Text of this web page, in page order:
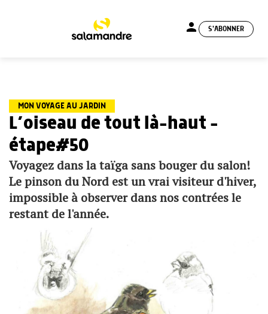
person S'ABONNER
MON VOYAGE AU JARDIN
L’oiseau de tout là-haut –
étape#50
Voyagez dans la taïga sans bouger du salon!
Le pinson du Nord est un vrai visiteur d'hiver,
impossible à observer dans nos contrées le
restant de l'année.